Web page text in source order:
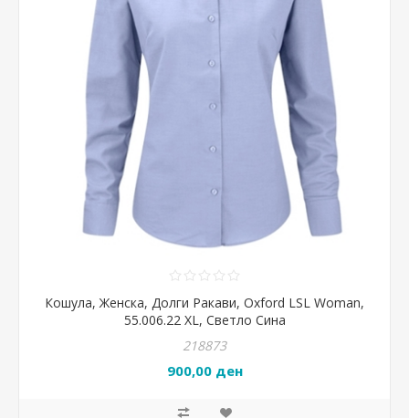
Кошула, Женска, Долги Ракави, Oxford LSL Woman,
55.006.22 XL, Светло Сина
218873
900,00 ден